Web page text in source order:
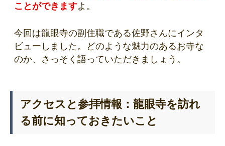
ことができますよ。
今回は龍眼寺の副住職である佐野さんにインタ
ビューしました。どのような魅力のあるお寺な
のか、さっそく語っていただきましょう。
アクセスと参拝情報：龍眼寺を訪れ
る前に知っておきたいこと